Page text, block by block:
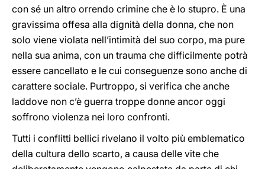
con sé un altro orrendo crimine che è lo stupro. È una
gravissima offesa alla dignità della donna, che non
solo viene violata nell’intimità del suo corpo, ma pure
nella sua anima, con un trauma che difficilmente potrà
essere cancellato e le cui conseguenze sono anche di
carattere sociale. Purtroppo, si verifica che anche
laddove non c’è guerra troppe donne ancor oggi
soffrono violenza nei loro confronti.
Tutti i conflitti bellici rivelano il volto più emblematico
della cultura dello scarto, a causa delle vite che